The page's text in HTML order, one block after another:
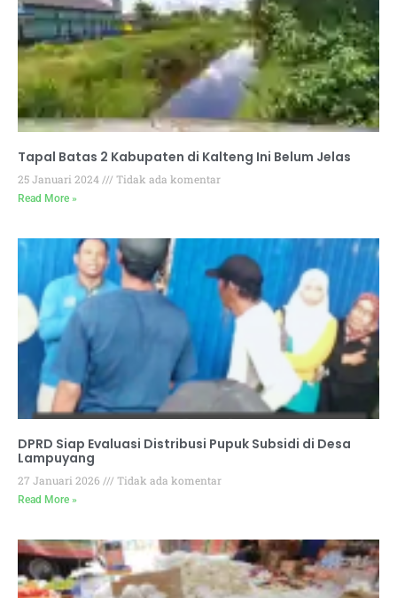
Tapal Batas 2 Kabupaten di Kalteng Ini Belum Jelas
25 Januari 2024 Tidak ada komentar
Read More »
DPRD Siap Evaluasi Distribusi Pupuk Subsidi di Desa
Lampuyang
27 Januari 2026 Tidak ada komentar
Read More »